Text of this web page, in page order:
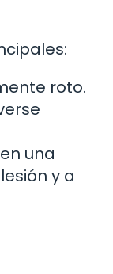
roto.
una
y a